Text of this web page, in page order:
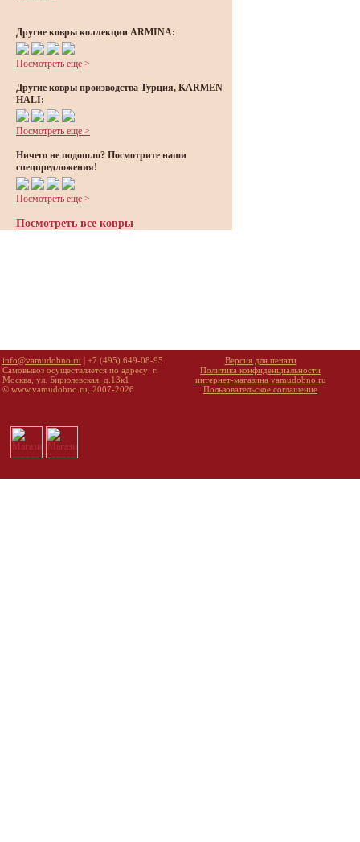
Другие ковры коллекции ARMINA:
Посмотреть еще >
Другие ковры производства Турция, KARMEN
HALI:
Посмотреть еще >
Ничего не подошло? Посмотрите наши
спецпредложения!
Посмотреть еще >
Посмотреть все ковры
info@vamudobno.ru | +7 (495) 649-08-95
Самовывоз осуществляется по адресу: г.
Москва, ул. Бирюлевская, д.13к1
© www.vamudobno.ru, 2007-2026
Версия для печати
Политика конфиденциальности
интернет-магазина vamudobno.ru
Пользовательское соглашение